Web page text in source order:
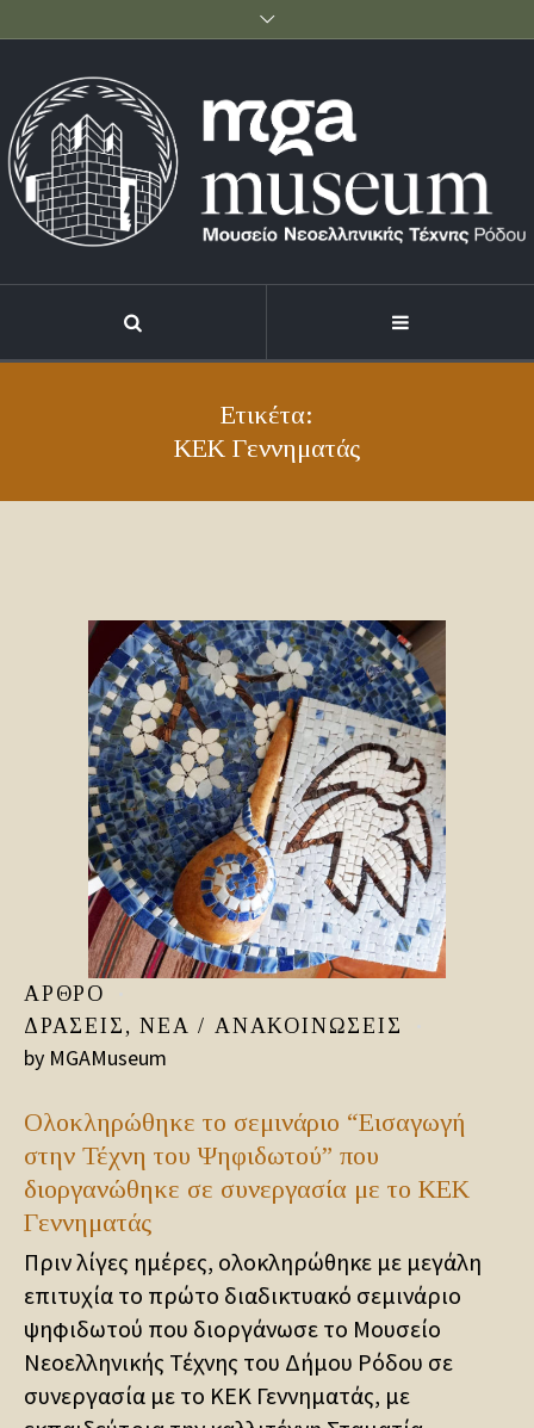
Ετικέτα:
ΚΕΚ Γεννηματάς
ΆΡΘΡΟ
ΔΡΆΣΕΙΣ ,ΝΈΑ / ΑΝΑΚΟΙΝΏΣΕΙΣ
by MGAMuseum
Ολοκληρώθηκε το σεμινάριο “Εισαγωγή
στην Τέχνη του Ψηφιδωτού” που
διοργανώθηκε σε συνεργασία με το ΚΕΚ
Γεννηματάς
Πριν λίγες ημέρες, ολοκληρώθηκε με μεγάλη
επιτυχία το πρώτο διαδικτυακό σεμινάριο
ψηφιδωτού που διοργάνωσε το Μουσείο
Νεοελληνικής Τέχνης του Δήμου Ρόδου σε
συνεργασία με το ΚΕΚ Γεννηματάς, με